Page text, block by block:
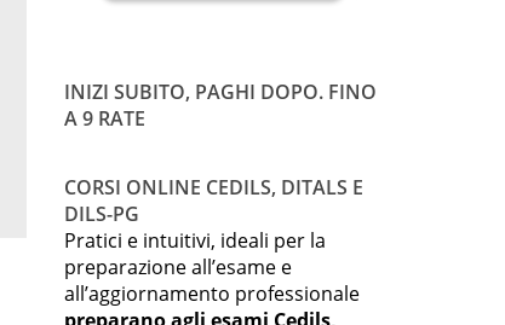
INIZI SUBITO, PAGHI DOPO. FINO
A 9 RATE
CORSI ONLINE CEDILS, DITALS E
DILS-PG
Pratici e intuitivi, ideali per la
preparazione all’esame e
all’aggiornamento professionale